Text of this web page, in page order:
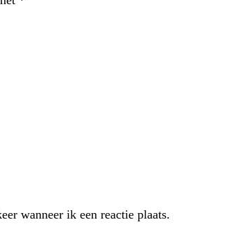
wanneer ik een reactie plaats.